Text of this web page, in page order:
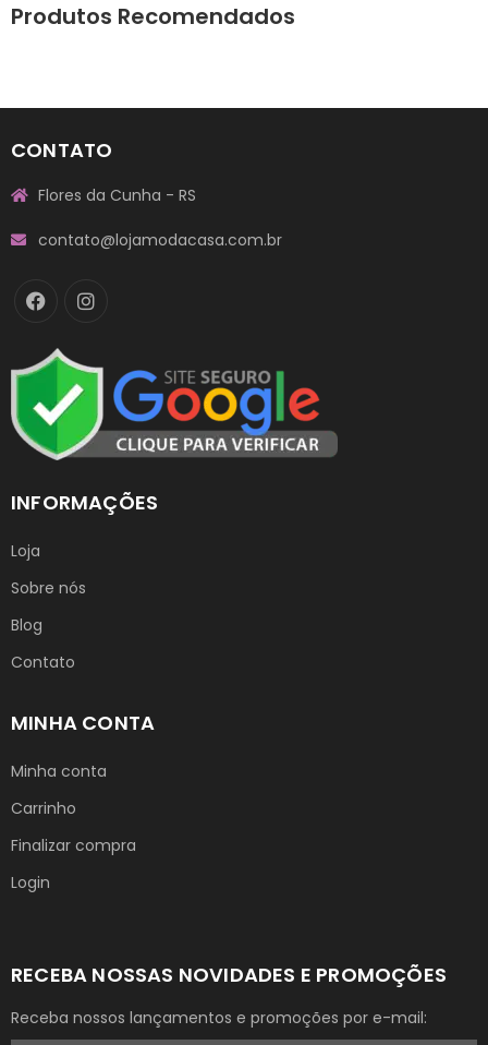
Produtos Recomendados
CONTATO
Flores da Cunha - RS
contato@lojamodacasa.com.br
INFORMAÇÕES
Loja
Sobre nós
Blog
Contato
MINHA CONTA
Minha conta
Carrinho
Finalizar compra
Login
RECEBA NOSSAS NOVIDADES E PROMOÇÕES
Receba nossos lançamentos e promoções por e-mail: